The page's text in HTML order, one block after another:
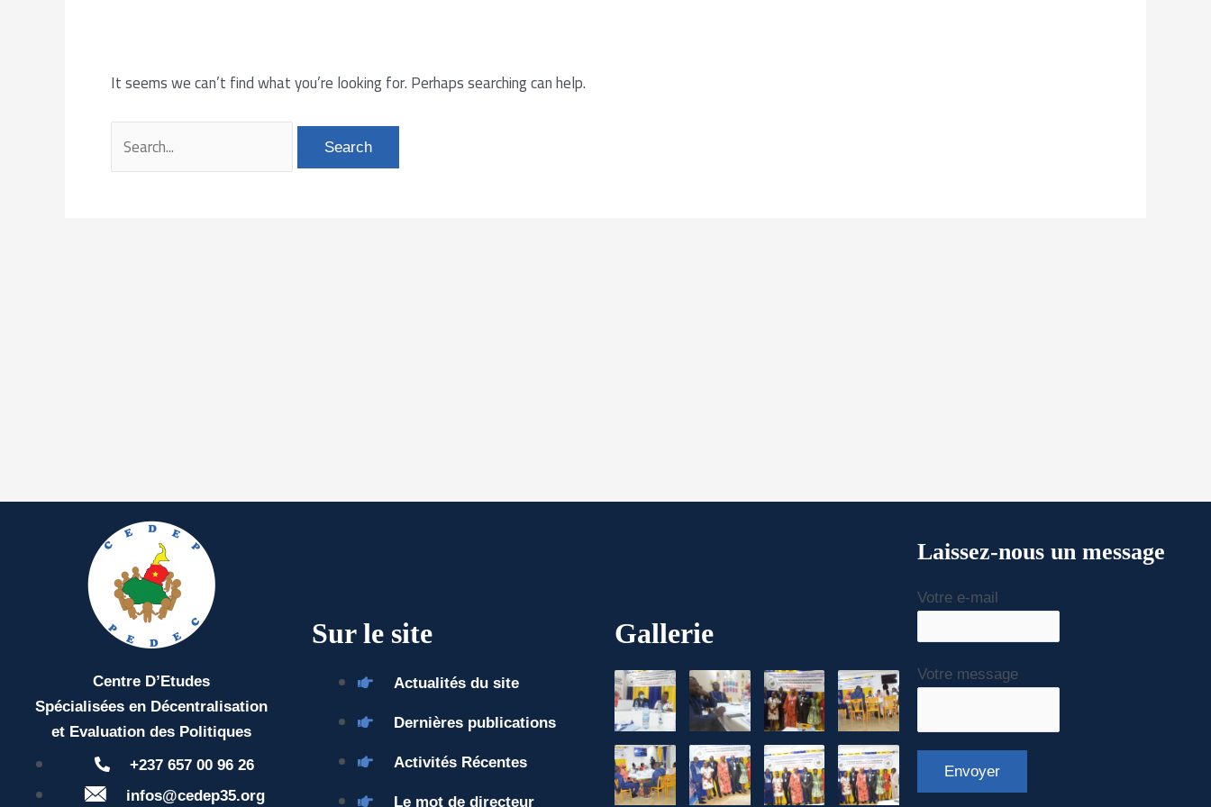
It seems we can’t find what you’re looking for. Perhaps searching can help.
Centre D’Etudes
Spécialisées en Décentralisation
et Evaluation des Politiques
+237 657 00 96 26
infos@cedep35.org
Sur le site
Actualités du site
Dernières publications
Activités Récentes
Le mot de directeur
Gallerie
Laissez-nous un message
Votre e-mail
Votre message